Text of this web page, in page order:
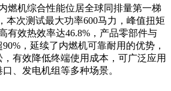
燃机综合性能位居全球同排量第一梯
本次测试最大功率600马力，峰值扭矩
有效热效率达46.8%，产品零部件与
，延续了内燃机可靠耐用的优势，
，有效降低终端使用成本，可广泛应用
、发电机组等多种场景。